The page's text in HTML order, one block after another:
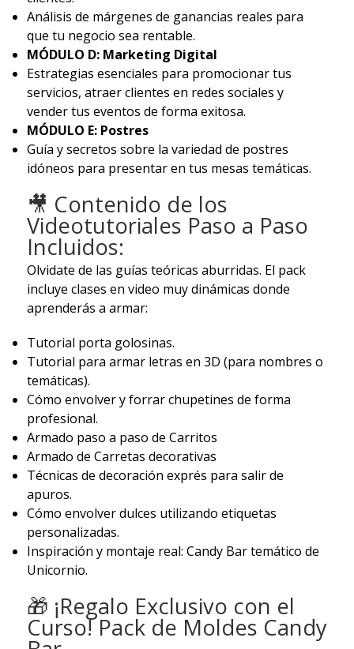
Análisis de márgenes de ganancias reales para
que tu negocio sea rentable.
MÓDULO D: Marketing Digital
Estrategias esenciales para promocionar tus
servicios, atraer clientes en redes sociales y
vender tus eventos de forma exitosa.
MÓDULO E: Postres
Guía y secretos sobre la variedad de postres
idóneos para presentar en tus mesas temáticas.
🎥 Contenido de los
Videotutoriales Paso a Paso
Incluidos:
Olvidate de las guías teóricas aburridas. El pack
incluye clases en video muy dinámicas donde
aprenderás a armar:
Tutorial porta golosinas.
Tutorial para armar letras en 3D (para nombres o
temáticas).
Cómo envolver y forrar chupetines de forma
profesional.
Armado paso a paso de Carritos
Armado de Carretas decorativas
Técnicas de decoración exprés para salir de
apuros.
Cómo envolver dulces utilizando etiquetas
personalizadas.
Inspiración y montaje real: Candy Bar temático de
Unicornio.
🎁 ¡Regalo Exclusivo con el
Curso! Pack de Moldes Candy